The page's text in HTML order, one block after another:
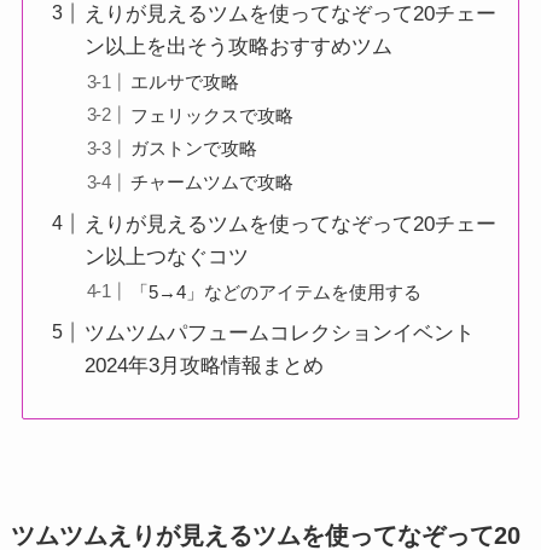
えりが見えるツムを使ってなぞって20チェー
ン以上を出そう攻略おすすめツム
エルサで攻略
フェリックスで攻略
ガストンで攻略
チャームツムで攻略
えりが見えるツムを使ってなぞって20チェー
ン以上つなぐコツ
「5→4」などのアイテムを使用する
ツムツムパフュームコレクションイベント
2024年3月攻略情報まとめ
ツムツムえりが見えるツムを使ってなぞって20